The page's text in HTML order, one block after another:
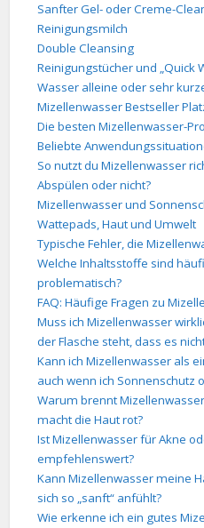
Sanfter Gel- oder Creme-
Reinigungsmilch
Double Cleansing
Reinigungstücher und „Quick
Wasser alleine oder sehr
Mizellenwasser Bestseller
Die besten Mizellenwasser-
Beliebte
So nutzt du Mizellenwasser
Abspülen oder nicht?
Mizellenwasser und
Wattepads, Haut und Umwelt
Typische Fehler, die
Welche Inhaltsstoffe sind
problematisch?
FAQ: Häufige Fragen zu
Muss ich Mizellenwasser
der Flasche steht, dass es
Kann ich Mizellenwasser als
auch wenn ich Sonnenschutz
Warum brennt
macht die Haut rot?
Ist Mizellenwasser für Akne
empfehlenswert?
Kann Mizellenwasser meine
sich so „sanft“ anfühlt?
Wie erkenne ich ein gutes